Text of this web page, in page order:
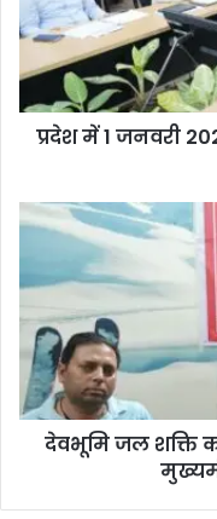
प्रदेश में 1 जनवरी
देवभूमि जल शक्ति